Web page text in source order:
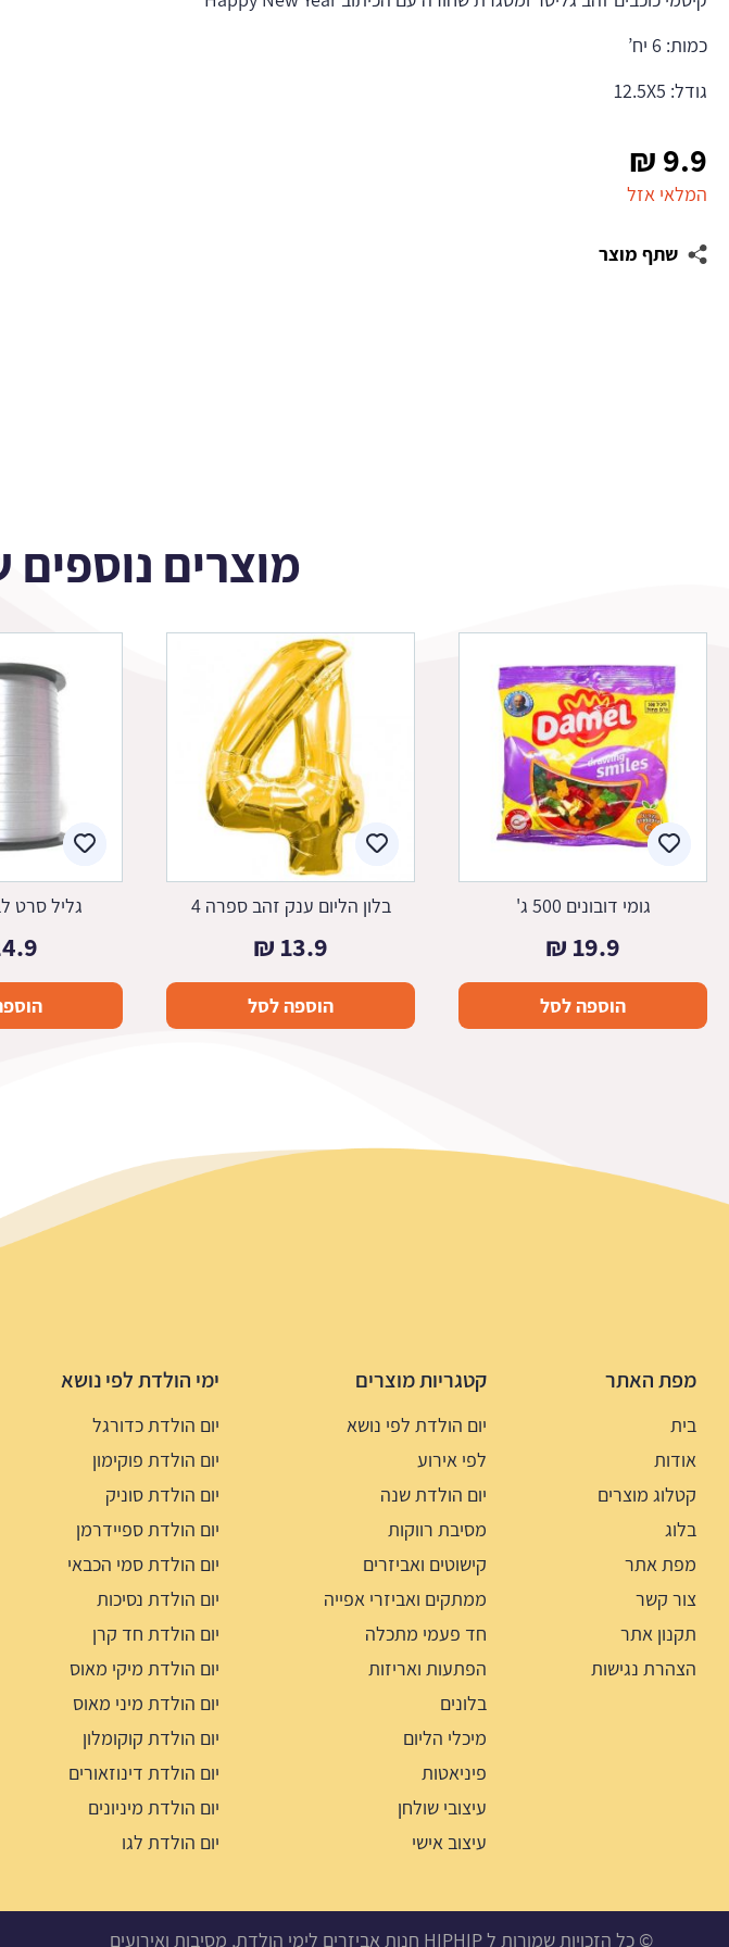
כמות: 6 יח’
גודל: 12.5X5
9.9
₪
המלאי אזל
שתף מוצר
מוצרים
גומי דובונים 500 ג'
19.9
₪
הוספה לסל
בלון הליום ענק זהב ספרה 4
13.9
₪
הוספה לסל
גליל סרט
מפת האתר
בית
אודות
קטלוג מוצרים
בלוג
מפת אתר
צור קשר
תקנון אתר
הצהרת נגישות
קטגריות מוצרים
יום הולדת לפי נושא
לפי אירוע
יום הולדת שנה
מסיבת רווקות
קישוטים ואביזרים
ממתקים ואביזרי אפייה
חד פעמי מתכלה
הפתעות ואריזות
בלונים
מיכלי הליום
פיניאטות
עיצובי שולחן
עיצוב אישי
ימי הולדת לפי נושא
יום הולדת כדורגל
יום הולדת פוקימון
יום הולדת סוניק
יום הולדת ספיידרמן
יום הולדת סמי הכבאי
יום הולדת נסיכות
יום הולדת חד קרן
יום הולדת מיקי מאוס
יום הולדת מיני מאוס
יום הולדת קוקומלון
יום הולדת דינוזאורים
יום הולדת מיניונים
יום הולדת לגו
© כל הזכויות שמורות ל HIPHIP חנות אביזרים לימי הולדת, מסיבות ואירועים